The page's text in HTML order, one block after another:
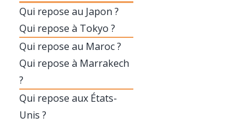
Qui repose au Japon ?
Qui repose à Tokyo ?
Qui repose au Maroc ?
Qui repose à Marrakech
?
Qui repose aux États-
Unis ?